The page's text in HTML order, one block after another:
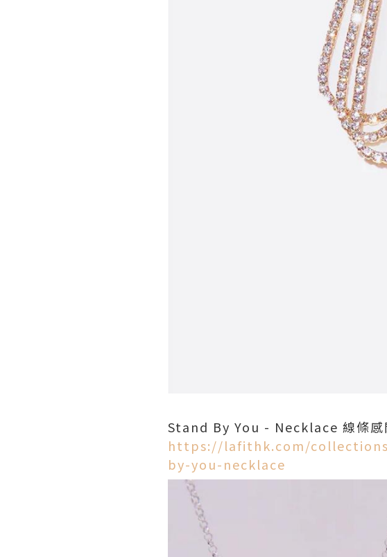
Stand By You - Necklace 線條感
https://lafithk.com/
by-you-necklace